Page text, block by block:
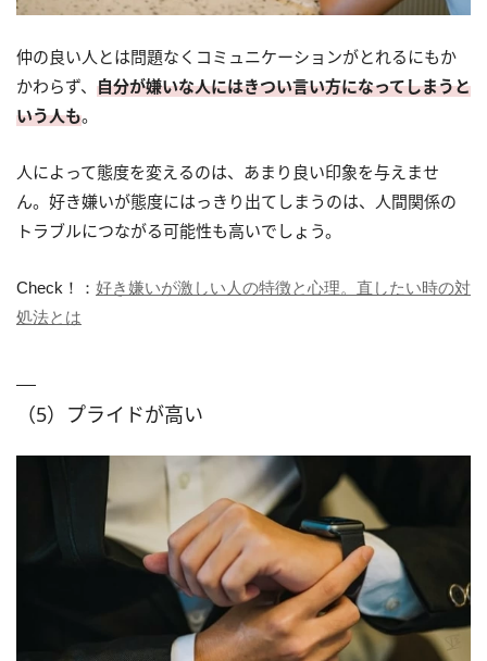
仲の良い人とは問題なくコミュニケーションがとれるにもか
かわらず、 自分が嫌いな人にはきつい言い方になってしまうと
いう人も。
人によって態度を変えるのは、あまり良い印象を与えませ
ん。好き嫌いが態度にはっきり出てしまうのは、人間関係の
トラブルにつながる可能性も高いでしょう。
Check！： 好き嫌いが激しい人の特徴と心理。直したい時の対
処法とは
（5）プライドが高い